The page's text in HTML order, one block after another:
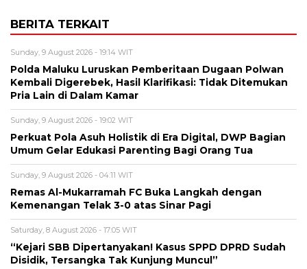
BERITA TERKAIT
Sunday, 9 August 2026 - 19:14 WIT
Polda Maluku Luruskan Pemberitaan Dugaan Polwan
Kembali Digerebek, Hasil Klarifikasi: Tidak Ditemukan
Pria Lain di Dalam Kamar
Sunday, 9 August 2026 - 19:02 WIT
Perkuat Pola Asuh Holistik di Era Digital, DWP Bagian
Umum Gelar Edukasi Parenting Bagi Orang Tua
Sunday, 9 August 2026 - 04:11 WIT
Remas Al-Mukarramah FC Buka Langkah dengan
Kemenangan Telak 3-0 atas Sinar Pagi
Saturday, 8 August 2026 - 17:05 WIT
“Kejari SBB Dipertanyakan! Kasus SPPD DPRD Sudah
Disidik, Tersangka Tak Kunjung Muncul”